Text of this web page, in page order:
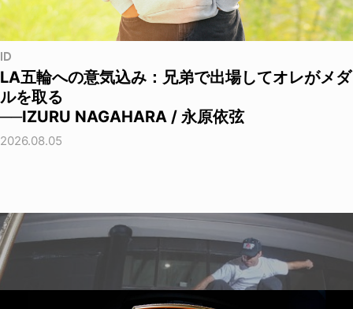
ID
LA五輪への意気込み：兄弟で出場してオレがメダ
ルを取る
──IZURU NAGAHARA / 永原依弦
2026.08.05